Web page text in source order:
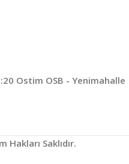
Ostim OSB - Yenimahalle
Hakları Saklıdır.